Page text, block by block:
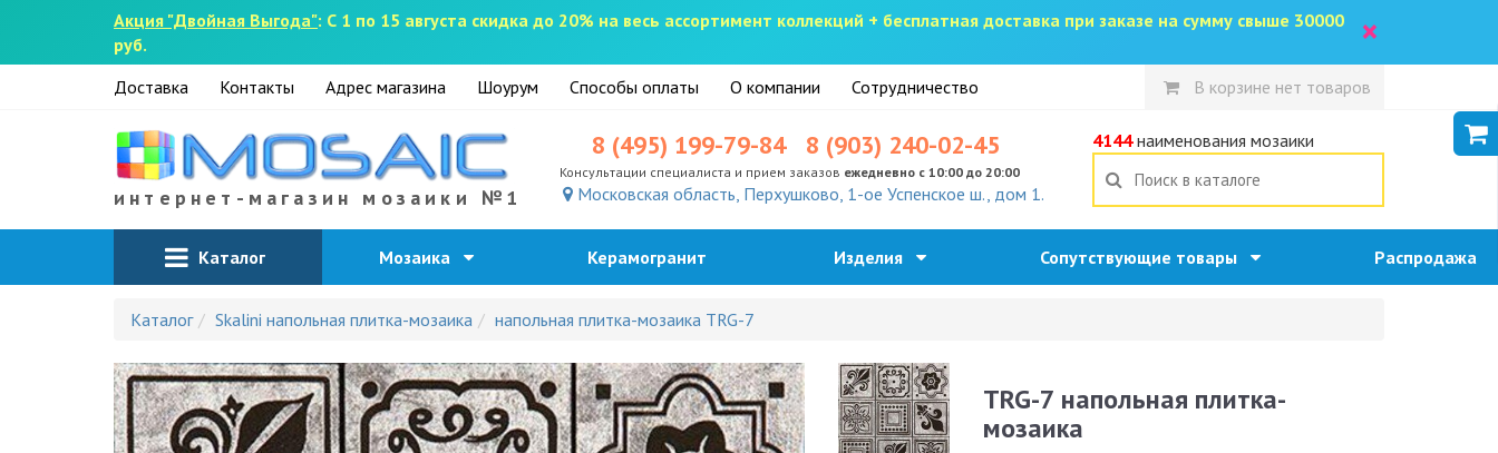
Акция "Двойная Выгода": С 1 по 15 августа скидка до 20% на весь ассортимент коллекций + бесплатная доставка при заказе на сумму свыше 30000
руб.
×
Доставка Контакты Адрес магазина Шоурум Способы оплаты О компании Сотрудничество В корзине нет товаров
интернет-магазин мозаики №1
8 (495) 199-79-84 8 (903) 240-02-45
Консультации специалиста и прием заказов ежедневно с 10:00 до 20:00
Московская область, Перхушково, 1-ое Успенское ш., дом 1.
4144наименования мозаики
Каталог Мозаика Керамогранит Изделия Сопутствующие товары Распродажа
Каталог Skalini напольная плитка-мозаика напольная плитка-мозаика TRG-7
TRG-7 напольная плитка-
мозаика